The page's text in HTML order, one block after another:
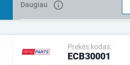
Daugiau
Prekės kodas:
ECB30001